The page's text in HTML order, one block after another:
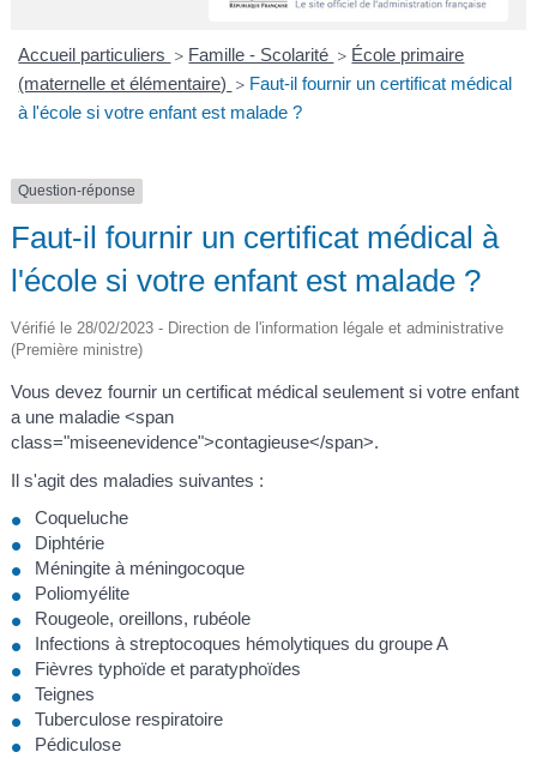
R IE
Accueil particuliers > Famille - Scolarité > École primaire
(maternelle et élémentaire) > Faut-il fournir un certificat médical
à l'école si votre enfant est malade ?
Question-réponse
Faut-il fournir un certificat médical à
l'école si votre enfant est malade ?
Vérifié le 28/02/2023 - Direction de l'information légale et administrative
(Première ministre)
Vous devez fournir un certificat médical seulement si votre enfant
a une maladie <span
class="miseenevidence">contagieuse</span>.
Il s'agit des maladies suivantes :
Coqueluche
Diphtérie
Méningite à méningocoque
Poliomyélite
Rougeole, oreillons, rubéole
Infections à streptocoques hémolytiques du groupe A
Fièvres typhoïde et paratyphoïdes
Teignes
Tuberculose respiratoire
Pédiculose